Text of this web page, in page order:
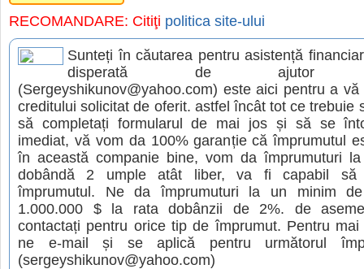
RECOMANDARE: Citiţi politica site-ului
Sunteți în căutarea pentru asistență
disperată de ajutor
(Sergeyshikunov@yahoo.com) este aici pentru a
creditului solicitat de oferit. astfel încât tot ce trebuie
să completați formularul de mai jos și să se
imediat, vă vom da 100% garanție că împrumutul
în această companie bine, vom da împrumuturi
dobândă 2 umple atât liber, va fi capabil să
împrumutul. Ne da împrumuturi la un minim
1.000.000 $ la rata dobânzii de 2%. de
contactați pentru orice tip de împrumut. Pentru
ne e-mail și se aplică pentru următorul
(sergeyshikunov@yahoo.com)